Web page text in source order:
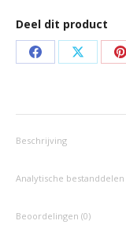
Deel dit product
Deel
Facebook
Deel
X
Beschrijving
Analytische bestanddelen
Beoordelingen (0)